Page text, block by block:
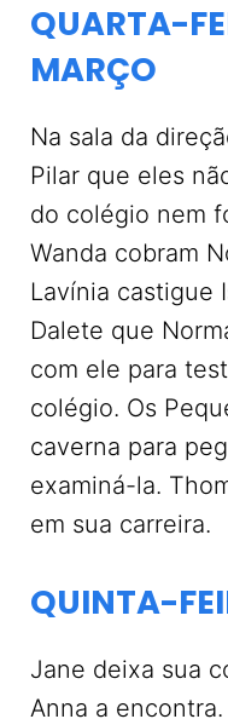
QUARTA-
MARÇO
Na sala da
Pilar que eles
do colégio nem
Wanda cobram
Lavínia castigue
Dalete que
com ele para
colégio. Os
caverna para
examiná-la.
em sua carreira.
QUINTA-
Jane deixa sua
Anna a